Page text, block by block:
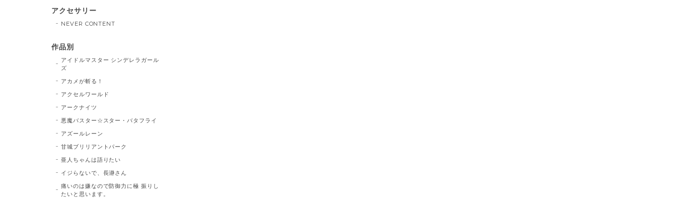
アクセサリー
NEVER CONTENT
作品別
アイドルマスター シンデレラガール
ズ
アカメが斬る！
アクセルワールド
アークナイツ
悪魔バスター☆スター・バタフライ
アズールレーン
甘城ブリリアントパーク
亜人ちゃんは語りたい
イジらないで、長瀞さん
痛いのは嫌なので防御力に極 振りし
たいと思います。